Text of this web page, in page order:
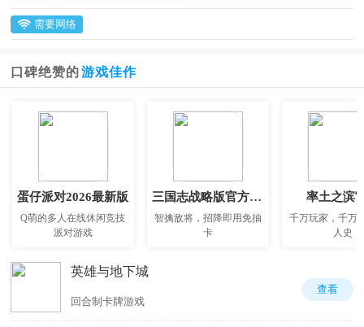
需要网络
口碑绝赞的 游戏佳作
蛋仔派对2026最新版
Q萌的多人在线休闲竞技
派对游戏
三国志战略版官方正版
智擒敌将，招降即用免抽
卡
率土之滨
千万玩家，千万
人史
英雄与地下城
回合制卡牌游戏
查看